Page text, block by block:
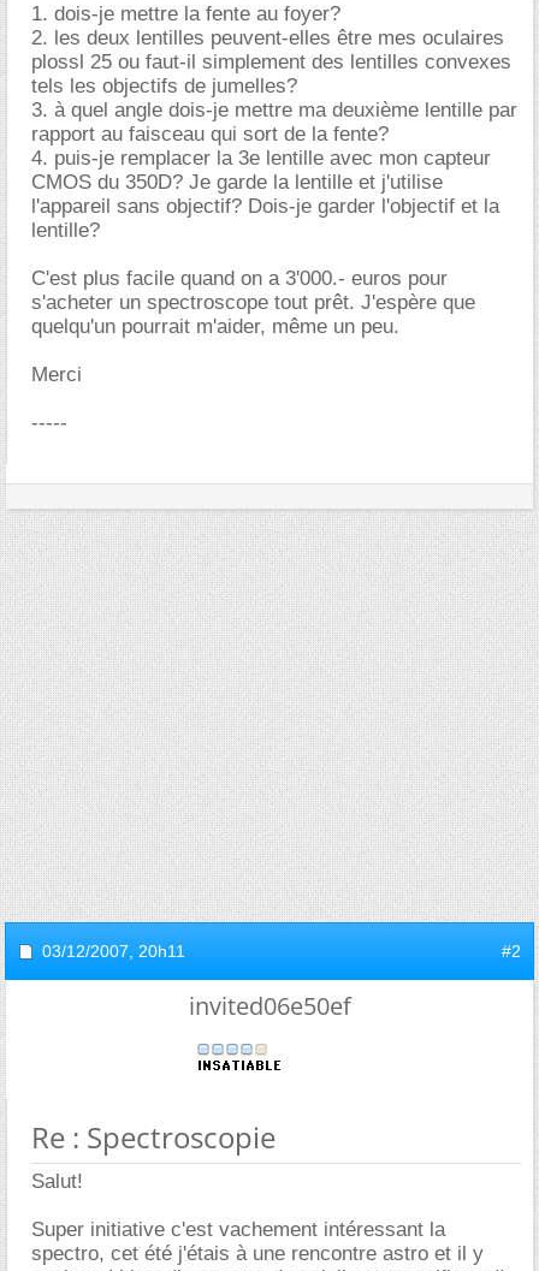
1. dois-je mettre la fente au foyer?
2. les deux lentilles peuvent-elles être mes oculaires
plossl 25 ou faut-il simplement des lentilles convexes
tels les objectifs de jumelles?
3. à quel angle dois-je mettre ma deuxième lentille par
rapport au faisceau qui sort de la fente?
4. puis-je remplacer la 3e lentille avec mon capteur
CMOS du 350D? Je garde la lentille et j'utilise
l'appareil sans objectif? Dois-je garder l'objectif et la
lentille?
C'est plus facile quand on a 3'000.- euros pour
s'acheter un spectroscope tout prêt. J'espère que
quelqu'un pourrait m'aider, même un peu.
Merci
-----
03/12/2007, 20h11 #2
invited06e50ef
Re : Spectroscopie
Salut!
Super initiative c'est vachement intéressant la
spectro, cet été j'étais à une rencontre astro et il y